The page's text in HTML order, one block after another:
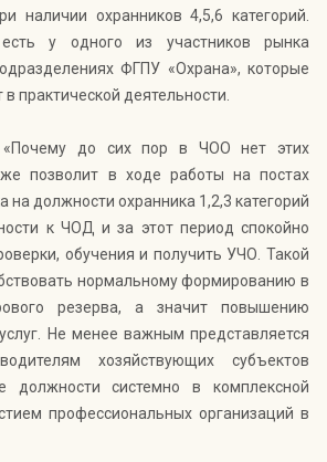
наличии охранников 4,5,6 категорий.
у одного из участников рынка
ФГПУ «Охрана», которые
практической деятельности.
«Почему до сих пор в ЧОО нет этих
позволит в ходе работы на постах
на должности охранника 1,2,3 категорий
к ЧОД и за этот период спокойно
обучения и получить УЧО. Такой
нормальному формированию в
резерва, а значит повышению
Не менее важным представляется
хозяйствующих субъектов
должности системно в комплексной
профессиональных организаций в